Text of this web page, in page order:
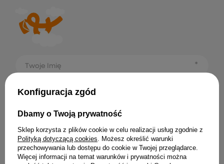
Twoje Imię
Twój email
osobowych (adres e-mail) na potrzeby wysyłki
newslettera z informacją handlową (marketing). Więcej
wpolityce prywatności.
ZAPISZ SIĘ
Konfiguracja zgód
Dbamy o Twoją prywatność
Sklep korzysta z plików cookie w celu realizacji usług zgodnie z
Polityką dotyczącą cookies . Możesz określić warunki
przechowywania lub dostępu do cookie w Twojej przeglądarce.
Więcej informacji na temat warunków i prywatności można